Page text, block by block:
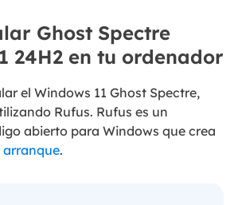
Ghost Spectre
24H2 en tu ordenador
el Windows 11 Ghost Spectre,
Rufus. Rufus es un
abierto para Windows que crea
arranque.